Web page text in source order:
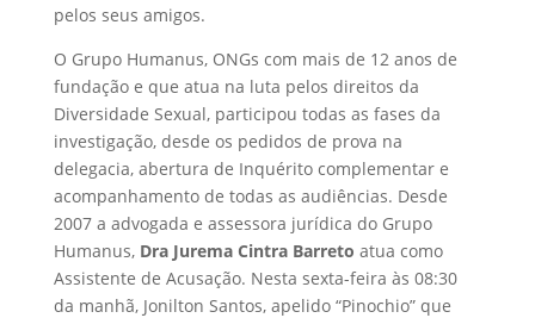
pelos seus amigos.
O Grupo Humanus, ONGs com mais de 12 anos de
fundação e que atua na luta pelos direitos da
Diversidade Sexual, participou todas as fases da
investigação, desde os pedidos de prova na
delegacia, abertura de Inquérito complementar e
acompanhamento de todas as audiências. Desde
2007 a advogada e assessora jurídica do Grupo
Humanus, Dra Jurema Cintra Barreto atua como
Assistente de Acusação. Nesta sexta-feira às 08:30
da manhã, Jonilton Santos, apelido “Pinochio” que